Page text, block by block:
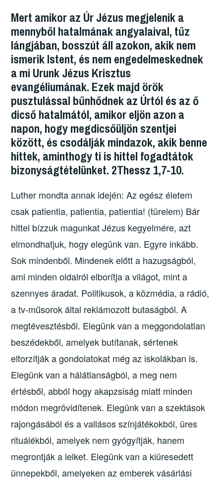
e
b
o
o
k
o
d
o
n
a
m
e
g
Mert amikor az Úr Jézus megjelenik a
mennyből hatalmának angyalaival, tűz
lángjában, bosszút áll azokon, akik nem
ismerik Istent, és nem engedelmeskednek
a mi Urunk Jézus Krisztus
evangéliumának. Ezek majd örök
pusztulással bűnhődnek az Úrtól és az ő
dicső hatalmától, amikor eljön azon a
napon, hogy megdicsőüljön szentjei
között, és csodálják mindazok, akik benne
hittek, aminthogy ti is hittel fogadtátok
bizonyságtételünket. 2Thessz 1,7-10.
Luther mondta annak idején: Az egész életem
csak patientia, patientia, patientia! (türelem) Bár
hittel bízzuk magunkat Jézus kegyelmére, azt
elmondhatjuk, hogy elegünk van. Egyre inkább.
Sok mindenből. Mindenek előtt a hazugságból,
ami minden oldalról elborítja a világot, mint a
szennyes áradat. Politikusok, a közmédia, a rádió,
a tv-műsorok által reklámozott butaságból. A
megtévesztésből. Elegünk van a meggondolatlan
beszédekből, amelyek butítanak, sértenek
eltorzítják a gondolatokat még az iskolákban is.
Elegünk van a hálátlanságból, a meg nem
értésből, abból hogy akapzsiság miatt minden
módon megrövidítenek. Elegünk van a szektások
rajongásából és a vallásos színjátékokból, üres
rituálékból, amelyek nem gyógyítják, hanem
megrontják a lelket. Elegünk van a kiüresedett
ünnepekből, amelyeken az emberek vásárlási